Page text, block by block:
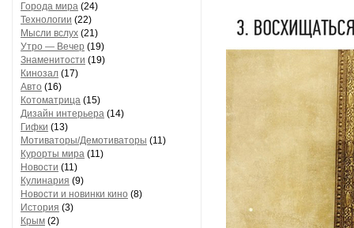
Города мира (24)
Технологии (22)
Мысли вслух (21)
Утро — Вечер (19)
Знаменитости (19)
Кинозал (17)
Авто (16)
Котоматрица (15)
Дизайн интерьера (14)
Гифки (13)
Мотиваторы/Демотиваторы (11)
Курорты мира (11)
Новости (11)
Кулинария (9)
Новости и новинки кино (8)
История (3)
Крым (2)